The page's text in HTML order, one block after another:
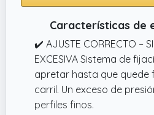
Características de
✔️ AJUSTE CORRECTO –
EXCESIVA Sistema de
apretar hasta que quede
carril. Un exceso de
perfiles finos.